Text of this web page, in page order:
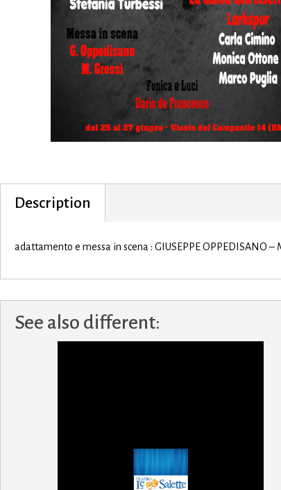
Description
adattamento e messa in scena : GIUSEPPE OPPEDISANO –
See also different: